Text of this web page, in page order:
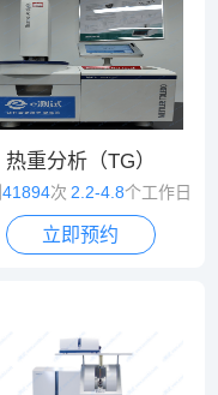
热重分析（TG）
41894次 2.2-4.8个工作日
立即预约